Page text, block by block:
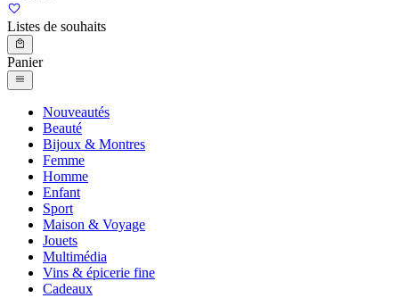
Listes de souhaits
Panier
Nouveautés
Beauté
Bijoux & Montres
Femme
Homme
Enfant
Sport
Maison & Voyage
Jouets
Multimédia
Vins & épicerie fine
Cadeaux